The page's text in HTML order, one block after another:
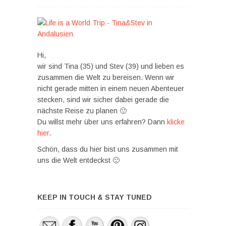
Hi,
wir sind Tina (35) und Stev (39) und lieben es
zusammen die Welt zu bereisen. Wenn wir
nicht gerade mitten in einem neuen Abenteuer
stecken, sind wir sicher dabei gerade die
nächste Reise zu planen 🙂
Du willst mehr über uns erfahren? Dann klicke
hier.
Schön, dass du hier bist uns zusammen mit
uns die Welt entdeckst 🙂
KEEP IN TOUCH & STAY TUNED